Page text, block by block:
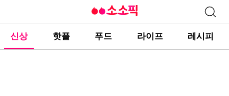
신상 핫플 푸드 라이프 레시피